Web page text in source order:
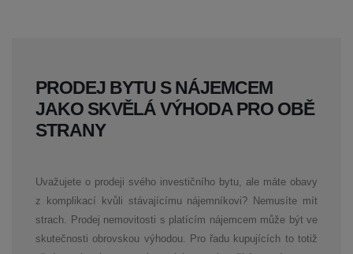
PRODEJ BYTU S NÁJEMCEM
JAKO SKVĚLÁ VÝHODA PRO OBĚ
STRANY
Uvažujete o prodeji svého investičního bytu, ale máte obavy
z komplikací kvůli stávajícímu nájemníkovi? Nemusíte mít
strach. Prodej nemovitosti s platícím nájemcem může být ve
skutečnosti obrovskou výhodou. Pro řadu kupujících to totiž